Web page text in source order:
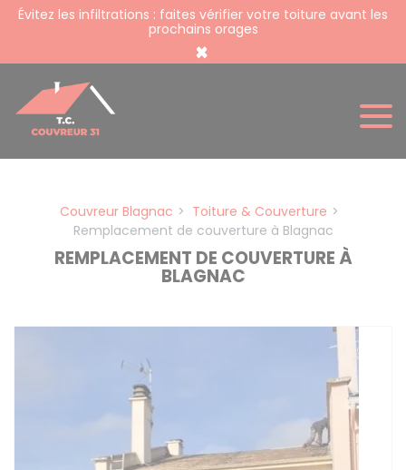
Évitez les infiltrations : faites vérifier votre toiture avant les
prochains orages
×
Couvreur Blagnac
Toiture & Couverture
Remplacement de couverture à Blagnac
REMPLACEMENT DE COUVERTURE À
BLAGNAC
Panneau de gestion des cookies